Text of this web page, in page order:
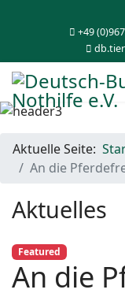
+49
Aktuelle Seite:
An die
Aktuelles
Featured
An die